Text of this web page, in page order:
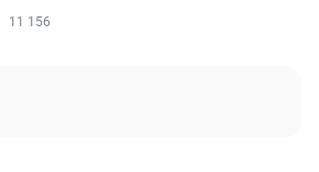
11 156